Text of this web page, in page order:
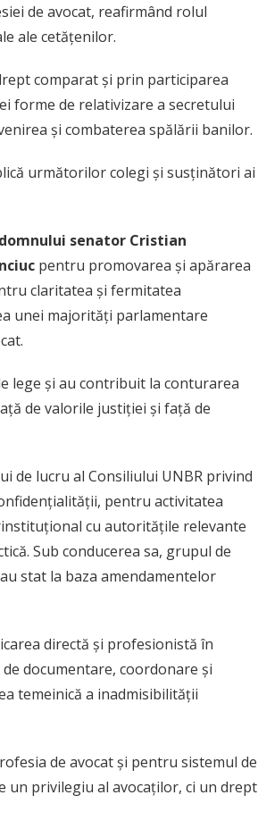
de avocat, reafirmând rolul
ale cetățenilor.
comparat și prin participarea
forme de relativizare a secretului
și combaterea spălării banilor.
următorilor colegi și susținători ai
domnului senator Cristian
pentru promovarea și apărarea
claritatea și fermitatea
unei majorități parlamentare
lege și au contribuit la conturarea
de valorile justiției și față de
de lucru al Consiliului UNBR privind
pentru activitatea
cu autoritățile relevante
Sub conducerea sa, grupul de
stat la baza amendamentelor
directă și profesionistă în
documentare, coordonare și
temeinică a inadmisibilității
de avocat și pentru sistemul de
un privilegiu al avocaților, ci un drept